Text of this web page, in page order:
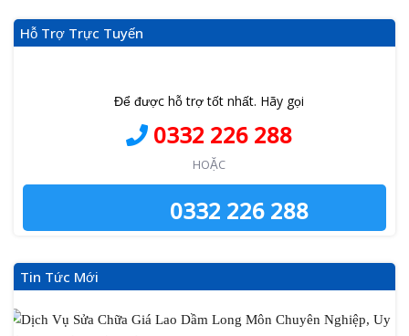
Hỗ Trợ Trực Tuyến
Để được hỗ trợ tốt nhất. Hãy gọi
0332 226 288
HOẶC
0332 226 288
Tin Tức Mới